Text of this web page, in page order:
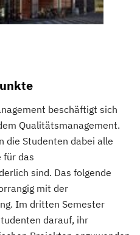
beschäftigt sich
Qualitätsmanagement.
die Studenten dabei alle
für das
sind. Das folgende
mit der
Im dritten Semester
darauf, ihr